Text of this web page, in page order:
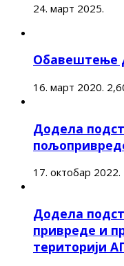
24. март 2025.
Обавештење
16. март 2020.
Додела
17. октобар 2022.
Додела
привреде и
територији